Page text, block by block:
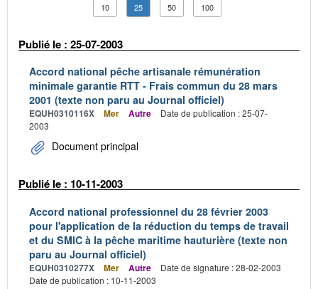
10 25 50 100
Publié le : 25-07-2003
Accord national pêche artisanale rémunération
minimale garantie RTT - Frais commun du 28 mars
2001 (texte non paru au Journal officiel)
EQUH0310116X Mer Autre
Date de publication : 25-07-
2003
Document principal
Publié le : 10-11-2003
Accord national professionnel du 28 février 2003
pour l'application de la réduction du temps de travail
et du SMIC à la pêche maritime hauturière (texte non
paru au Journal officiel)
EQUH0310277X Mer Autre
Date de signature : 28-02-2003
Date de publication : 10-11-2003